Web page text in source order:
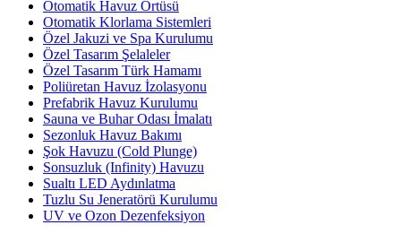
Otomatik Havuz Örtüsü
Otomatik Klorlama Sistemleri
Özel Jakuzi ve Spa Kurulumu
Özel Tasarım Şelaleler
Özel Tasarım Türk Hamamı
Poliüretan Havuz İzolasyonu
Prefabrik Havuz Kurulumu
Sauna ve Buhar Odası İmalatı
Sezonluk Havuz Bakımı
Şok Havuzu (Cold Plunge)
Sonsuzluk (Infinity) Havuzu
Sualtı LED Aydınlatma
Tuzlu Su Jeneratörü Kurulumu
UV ve Ozon Dezenfeksiyon